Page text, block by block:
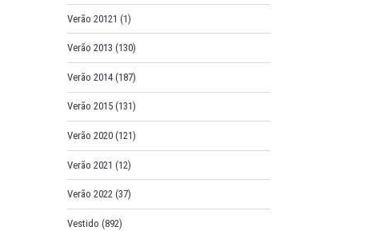
Verão 20121 (1)
Verão 2013 (130)
Verão 2014 (187)
Verão 2015 (131)
Verão 2020 (121)
Verão 2021 (12)
Verão 2022 (37)
Vestido (892)